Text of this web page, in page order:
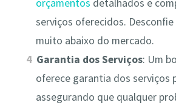
orçamentos detalhados e
serviços oferecidos. Desconfie
muito abaixo do mercado.
Garantia dos Serviços: Um
oferece garantia dos serviços
assegurando que qualquer